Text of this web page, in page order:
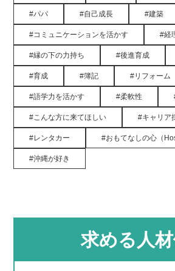
パパ 自己成長 建築
コミュニケーションを活かす 経
縁の下の力持ち 後進育成
育成 簿記 リフォーム
語学力を活かす 柔軟性
こんな方に来てほしい キャリア
レンタカー おもてなしの心（
沖縄が好き
求める人